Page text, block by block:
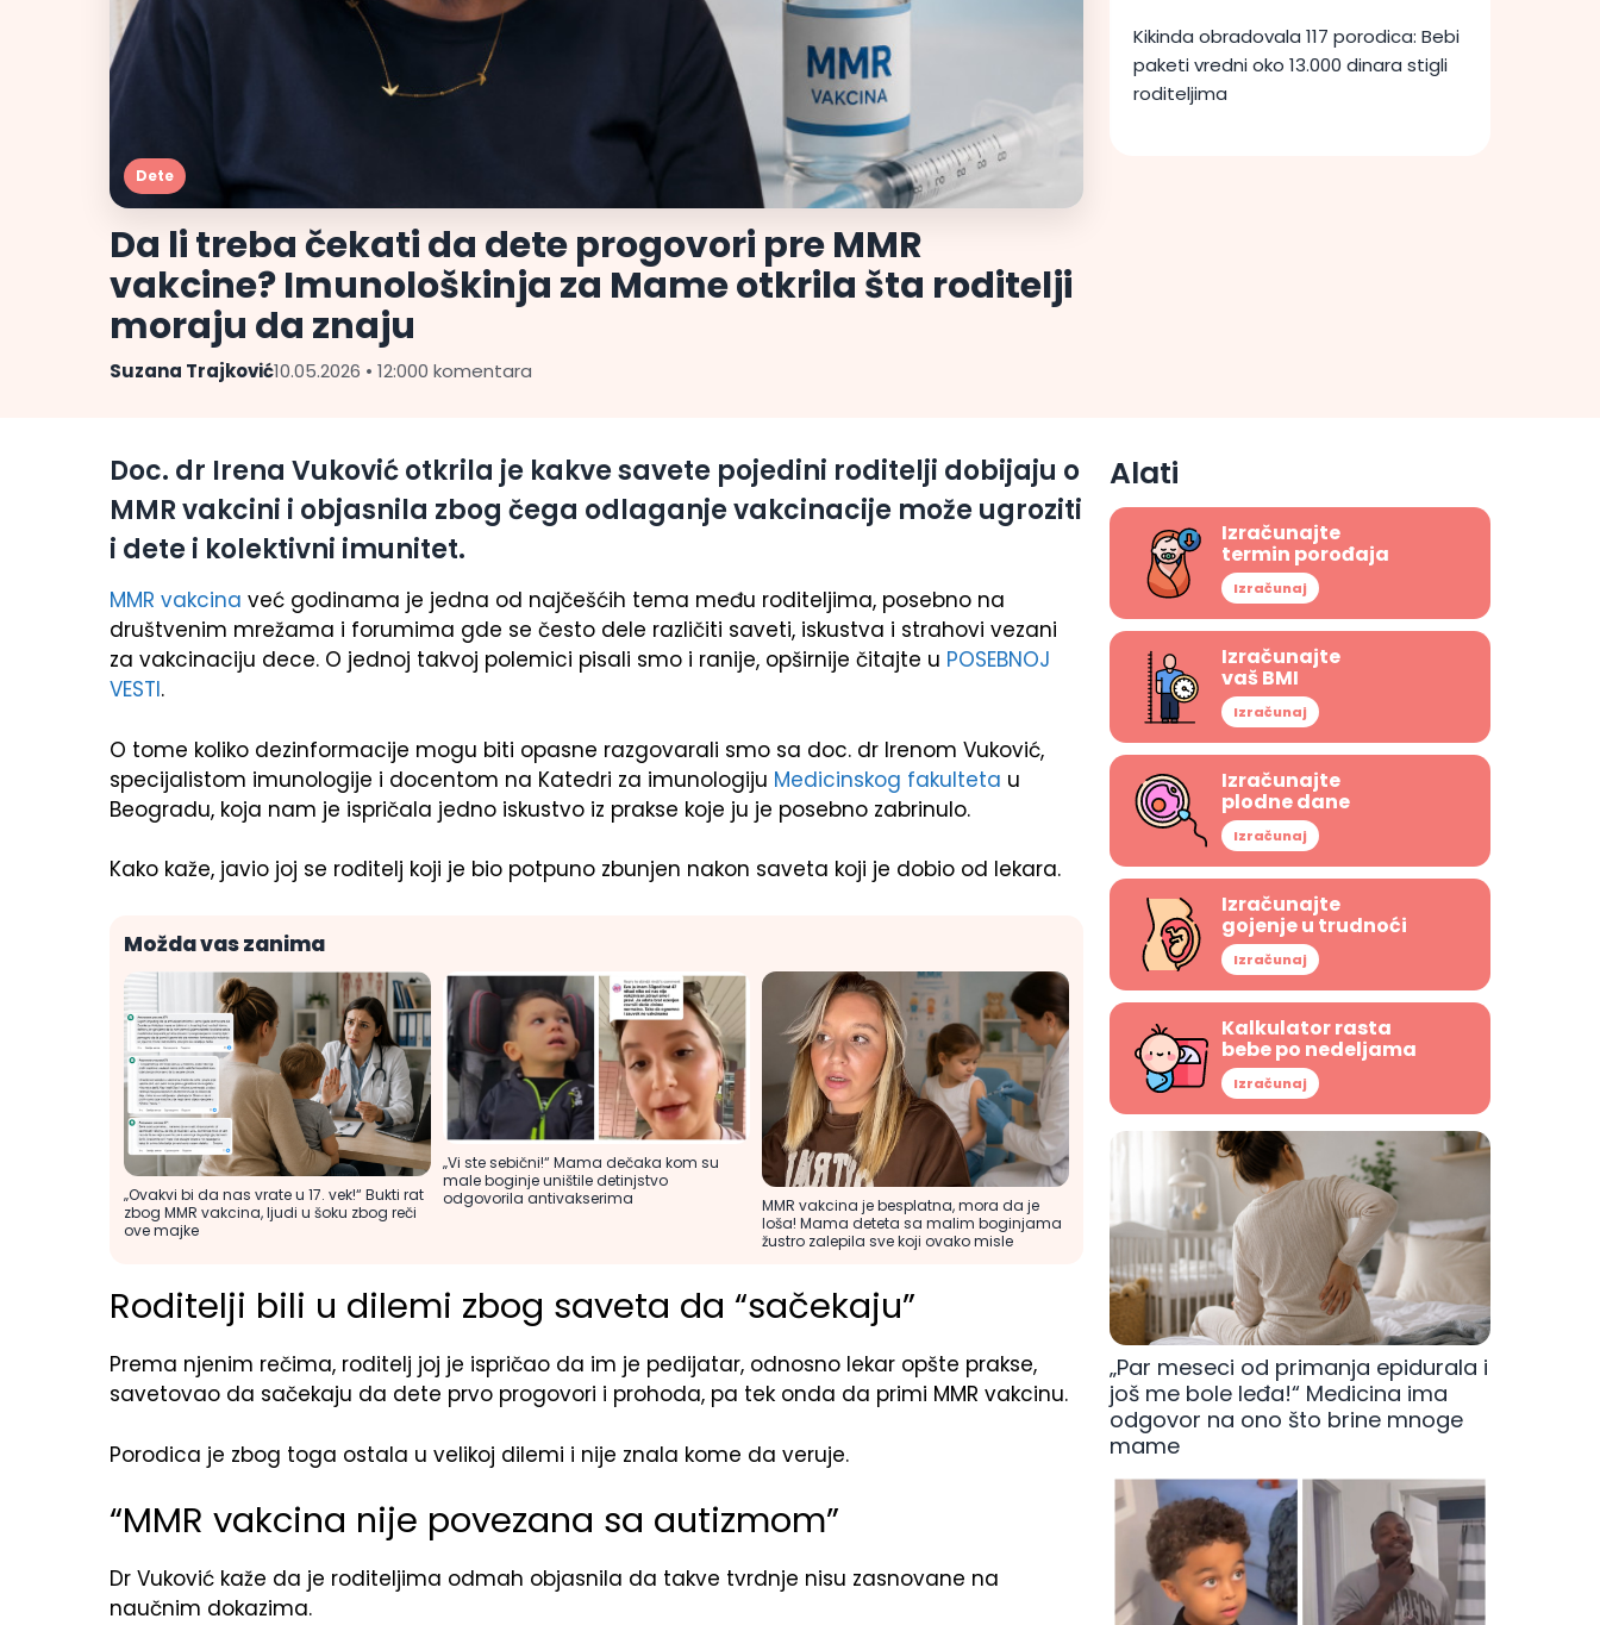
Dete
Da li treba čekati da dete progovori pre MMR
vakcine? Imunološkinja za Mame otkrila šta roditelji
moraju da znaju
Suzana Trajković10.05.2026 • 12:000 komentara
Kikinda obradovala 117 porodica: Bebi
paketi vredni oko 13.000 dinara stigli
roditeljima
Doc. dr Irena Vuković otkrila je kakve savete pojedini roditelji dobijaju o
MMR vakcini i objasnila zbog čega odlaganje vakcinacije može ugroziti
i dete i kolektivni imunitet.
MMR vakcina već godinama je jedna od najčešćih tema među roditeljima, posebno na
društvenim mrežama i forumima gde se često dele različiti saveti, iskustva i strahovi vezani
za vakcinaciju dece. O jednoj takvoj polemici pisali smo i ranije, opširnije čitajte u POSEBNOJ
VESTI.
O tome koliko dezinformacije mogu biti opasne razgovarali smo sa doc. dr Irenom Vuković,
specijalistom imunologije i docentom na Katedri za imunologiju Medicinskog fakulteta u
Beogradu, koja nam je ispričala jedno iskustvo iz prakse koje ju je posebno zabrinulo.
Kako kaže, javio joj se roditelj koji je bio potpuno zbunjen nakon saveta koji je dobio od lekara.
Možda vas zanima
„Ovakvi bi da nas vrate u 17. vek!“ Bukti rat
zbog MMR vakcina, ljudi u šoku zbog reči
ove majke
„Vi ste sebični!“ Mama dečaka kom su
male boginje uništile detinjstvo
odgovorila antivakserima
MMR vakcina je besplatna, mora da je
loša! Mama deteta sa malim boginjama
žustro zalepila sve koji ovako misle
Roditelji bili u dilemi zbog saveta da “sačekaju”
Prema njenim rečima, roditelj joj je ispričao da im je pedijatar, odnosno lekar opšte prakse,
savetovao da sačekaju da dete prvo progovori i prohoda, pa tek onda da primi MMR vakcinu.
Porodica je zbog toga ostala u velikoj dilemi i nije znala kome da veruje.
“MMR vakcina nije povezana sa autizmom”
Dr Vuković kaže da je roditeljima odmah objasnila da takve tvrdnje nisu zasnovane na
naučnim dokazima.
Alati
Izračunajte
termin porođaja
Izračunaj
Izračunajte
vaš BMI
Izračunaj
Izračunajte
plodne dane
Izračunaj
Izračunajte
gojenje u trudnoći
Izračunaj
Kalkulator rasta
bebe po nedeljama
Izračunaj
„Par meseci od primanja epidurala i
još me bole leđa!“ Medicina ima
odgovor na ono što brine mnoge
mame